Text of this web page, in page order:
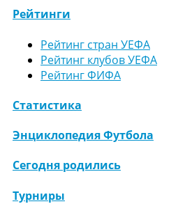
Рейтинги
Рейтинг стран УЕФА
Рейтинг клубов УЕФА
Рейтинг ФИФА
Статистика
Энциклопедия Футбола
Сегодня родились
Турниры